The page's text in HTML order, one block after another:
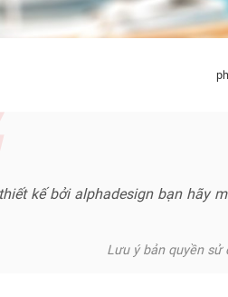
kế bởi alphadesign bạn hãy
Lưu ý bản quyền sử